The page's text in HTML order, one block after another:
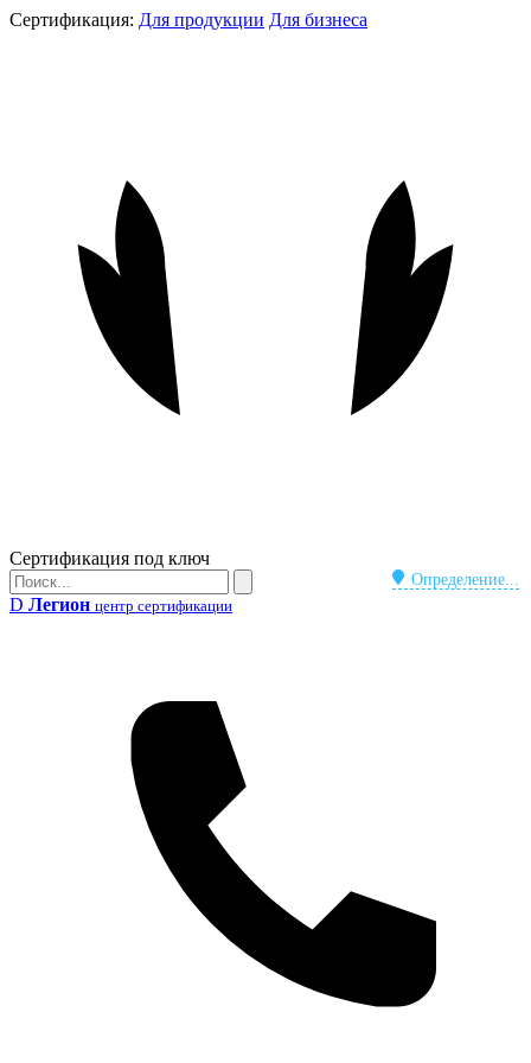
Сертификация: Для продукции Для бизнеса
Бейдж
Сертификация под ключ
Определение...
Поиск
Поиск
D Легион центр сертификации